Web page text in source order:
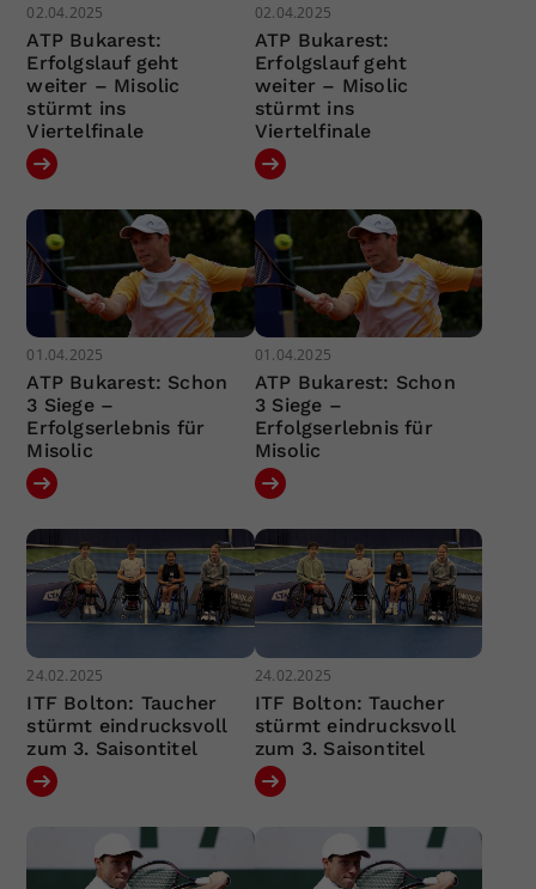
02.04.2025
ATP Bukarest:
Erfolgslauf geht
weiter – Misolic
stürmt ins
Viertelfinale
02.04.2025
ATP Bukarest:
Erfolgslauf geht
weiter – Misolic
stürmt ins
Viertelfinale
01.04.2025
ATP Bukarest: Schon
3 Siege –
Erfolgserlebnis für
Misolic
01.04.2025
ATP Bukarest: Schon
3 Siege –
Erfolgserlebnis für
Misolic
24.02.2025
ITF Bolton: Taucher
stürmt eindrucksvoll
zum 3. Saisontitel
24.02.2025
ITF Bolton: Taucher
stürmt eindrucksvoll
zum 3. Saisontitel